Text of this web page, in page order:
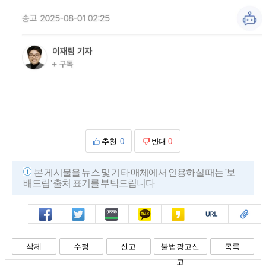
추천 0 반대 0
본 게시물을 뉴스 및 기타 매체에서 인용하실 때는 '보
배드림' 출처 표기를 부탁드립니다
페북 트윗 밴드 카톡 카스 복사 스크랩
삭제 수정 신고
불법광고신
고
목록